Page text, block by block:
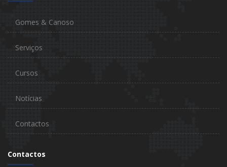
Gomes & Canoso
Serviços
Cursos
Notícias
Contactos
Contactos